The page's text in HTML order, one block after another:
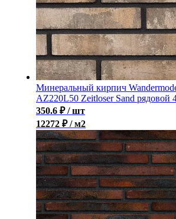
Минеральный кирпич
AZ220L50 Zeitloser Sand рядовой
350.6 ₽ / шт
12272 ₽ / м2